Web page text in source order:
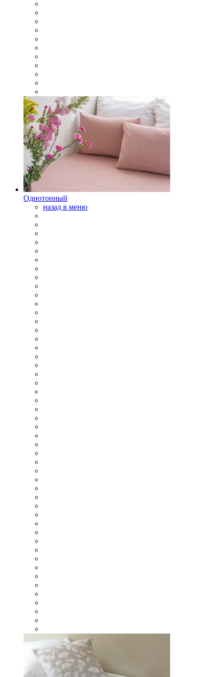
Однотонный
назад в меню